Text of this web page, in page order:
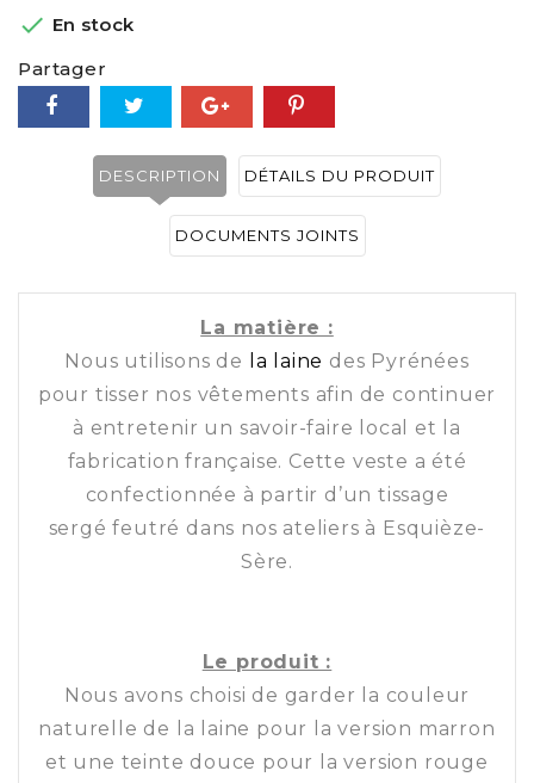
 En stock
Partager
DESCRIPTION DÉTAILS DU PRODUIT
DOCUMENTS JOINTS
La matière :
Nous utilisons de
la laine des Pyrénées
pour tisser nos vêtements afin de continuer
à entretenir un savoir-faire local et la
fabrication française. Cette veste a été
confectionnée à partir d’un tissage
sergé feutré dans nos ateliers à Esquièze-
Sère.
Le produit :
Nous avons choisi de garder la couleur
naturelle de la laine pour la version marron
et une teinte douce pour la version rouge